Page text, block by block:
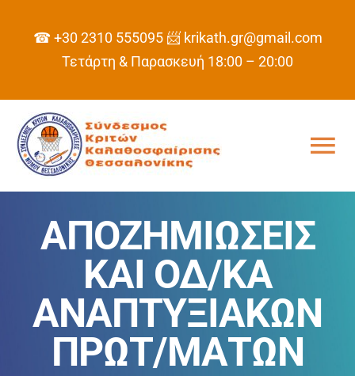
☎ +30 2310 555095 📨 krikath.gr@gmail.com
Τετάρτη & Παρασκευή 18:00 – 20:00
ΠΡΟΓΡΑΜΜΑ
ΑΝΑΚΟΙΝΩΣΕΙΣ
ΑΠΟΖΗΜΙΩΣΕΙΣ
ΚΑΙ ΟΔ/ΚΑ
ΑΝΑΠΤΥΞΙΑΚΩΝ
ΠΡΩΤ/ΜΑΤΩΝ